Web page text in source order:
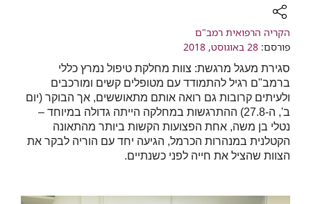
רכיב
שיתוף
הקריה הרפואית רמב"ם
פורסם: 28 באוגוסט, 2018
סגירת מעגל מרגשת: צוות מחלקת טיפול נמרץ כללי
ברמב"ם רגיל להתמודד עם מטופלים קשים ומורכבים
ולעיתים קרובות גם רואה אותם מתאוששים, אך הבוקר (יום
ב', ה-27.8) ההתרגשות במחלקה הייתה גדולה במיוחד –
נטלי בן משה, אחת הפצועות הקשות ביותר מהתאונה
הקטלנית במנהרות הכרמל, הגיעה יחד עם הוריה לבקר את
הצוות שהציל את חייה לפני כשנתיים.